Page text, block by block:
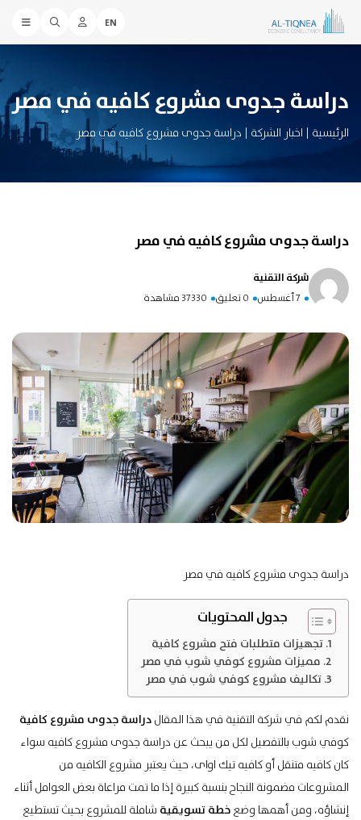
EN
دراسة جدوى مشروع كافيه في مصر
الرئيسية | اخبار الشركة | دراسة جدوى مشروع كافيه في مصر
دراسة جدوى مشروع كافيه في مصر
شركة التقنية
7 أغسطس 0 تعليق 37330 مشاهدة
دراسة جدوى مشروع كافيه في مصر
جدول المحتويات
تجهيزات متطلبات فتح مشروع كافية
مميزات مشروع كوفي شوب في مصر
تكاليف مشروع كوفي شوب في مصر
نقدم لكم في شركة التقنية في هذا المقالدراسة جدوى مشروع كافية
كوفي شوب بالتفصيل لكل من يبحث عن دراسة جدوى مشروع كافيه سواء
كان كافيه متنقل أو كافيه تيك اواى، حيث يعتبر مشروع الكافيه من
المشروعات مضمونة النجاح بنسبة كبيرة إذا ما تمت مراعاة بعض العوامل أثناء
إنشاؤه، ومن أهمها وضعخطة تسويقية شاملة للمشروع بحيث تستطيع